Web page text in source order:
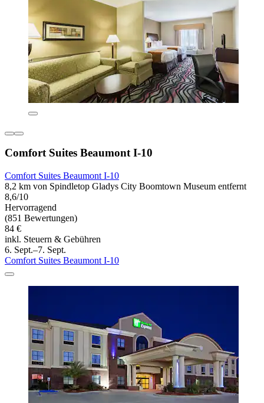
Comfort Suites Beaumont I-10
Comfort Suites Beaumont I-10
8,2 km von Spindletop Gladys City Boomtown Museum entfernt
8,6/10
Hervorragend
(851 Bewertungen)
84 €
inkl. Steuern & Gebühren
6. Sept.–7. Sept.
Comfort Suites Beaumont I-10